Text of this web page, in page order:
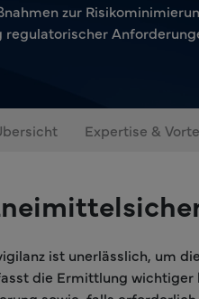
zur
regulatorischer
Expertise &
ist unerlässlich, um
die Ermittlung wichtiger